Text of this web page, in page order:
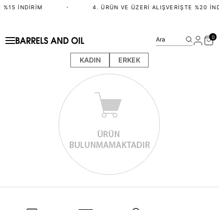
%15 İNDIRIM • 4. ÜRÜN VE ÜZERI ALIŞVERIŞTE %20
KADIN ERKEK
Ara 0